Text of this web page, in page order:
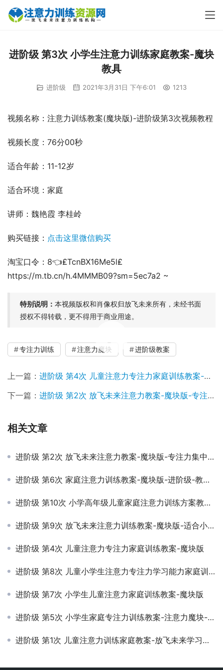
进阶级 第3次 小学生注意力训练家庭教案-魔块
教具
进阶级 2021年3月31日 下午6:01 1213
视频名称：注意力训练教案(魔块版)-进阶级第3次视频教程
视频长度：76分00秒
适合年龄：11-12岁
适合环境：家庭
讲师：魏艳霞 李桂岭
购买链接： 点击这里微信购买
淘宝口令：8👈₤TcnBX16Me5l₤
https://m.tb.cn/h.4MMMB09?sm=5ec7a2 ~
特别说明： 本视频版权和肖像权归放飞未来所有，未经书面
授权不得转载，更不得用于商业用途。
专注力训练 注意力魔块 进阶级教案
上一篇： 进阶级 第4次 儿童注意力专注力家庭训练教案-魔块版
下一篇： 进阶级 第2次 放飞未来注意力教案-魔块版-专注力集中-上课专心听进
相关文章
进阶级 第2次 放飞未来注意力教案-魔块版-专注力集中-上课专心听进
进阶级 第6次 家庭注意力训练教案-魔块版-进阶级-教学示范视频课程
进阶级 第10次 小学高年级儿童家庭注意力训练方案教学示范视频课程
进阶级 第9次 放飞未来注意力训练教案-魔块版-适合小学高年级
进阶级 第4次 儿童注意力专注力家庭训练教案-魔块版
进阶级 第8次 儿童小学生注意力专注力学习能力家庭训练教案
进阶级 第7次 小学生儿童注意力家庭训练教案-魔块版
进阶级 第5次 小学生家庭专注力训练教案-注意力魔块-教学示范视频课程
进阶级 第1次 儿童注意力训练家庭教案-放飞未来学习能力训练中心